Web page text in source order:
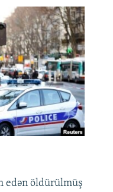
edən öldürülmüş